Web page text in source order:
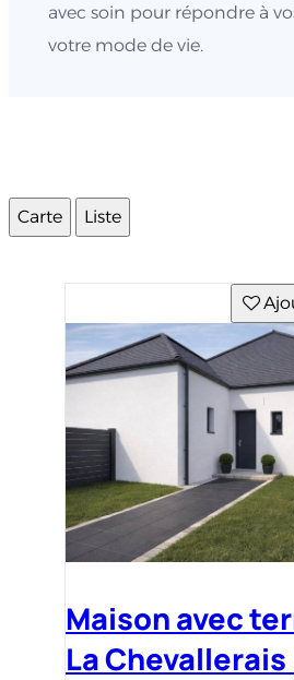
avec soin pour répondre à
votre mode de vie.
Carte Liste
Maison avec
La